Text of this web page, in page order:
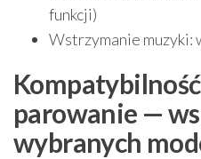
funkcji)
Wstrzymanie muzyki:
parowanie —
wybranych